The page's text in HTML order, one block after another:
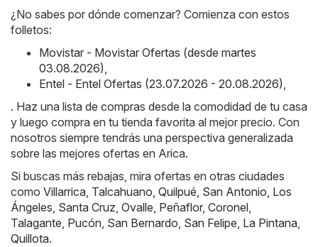
¿No sabes por dónde comenzar? Comienza con estos
folletos:
Movistar - Movistar Ofertas (desde martes
03.08.2026),
Entel - Entel Ofertas (23.07.2026 - 20.08.2026),
. Haz una lista de compras desde la comodidad de tu casa
y luego compra en tu tienda favorita al mejor precio. Con
nosotros siempre tendrás una perspectiva generalizada
sobre las mejores ofertas en Arica.
Si buscas más rebajas, mira ofertas en otras ciudades
como Villarrica, Talcahuano, Quilpué, San Antonio, Los
Ángeles, Santa Cruz, Ovalle, Peñaflor, Coronel,
Talagante, Pucón, San Bernardo, San Felipe, La Pintana,
Quillota.